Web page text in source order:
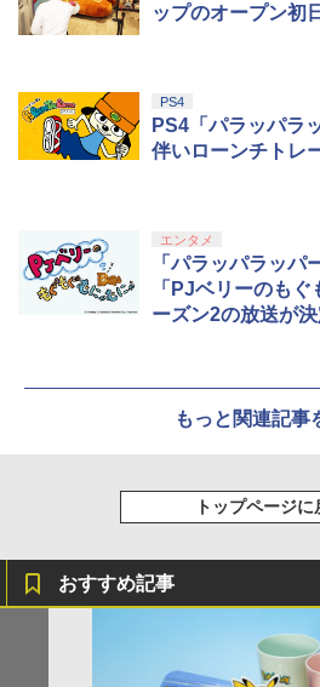
ップのオープン初
PS4
PS4「パラッパラ
伴いローンチトレ
エンタメ
「パラッパラッパ
「PJベリーのも
ーズン2の放送が決
もっと関連記事
トップページに
おすすめ記事